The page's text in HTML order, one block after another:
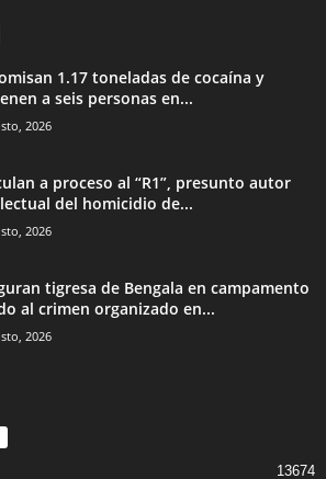
1.17 toneladas de cocaína y
a seis personas en...
2026
a proceso al “R1”, presunto autor
del homicidio de...
2026
tigresa de Bengala en campamento
al crimen organizado en...
2026
13674